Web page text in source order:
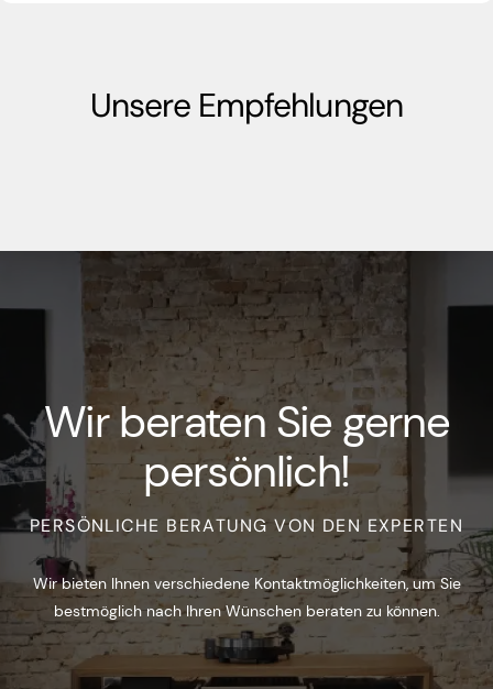
Unsere Empfehlungen
Wir beraten Sie gerne
persönlich!
PERSÖNLICHE BERATUNG VON DEN EXPERTEN
Wir bieten Ihnen verschiedene Kontaktmöglichkeiten, um Sie
bestmöglich nach Ihren Wünschen beraten zu können.